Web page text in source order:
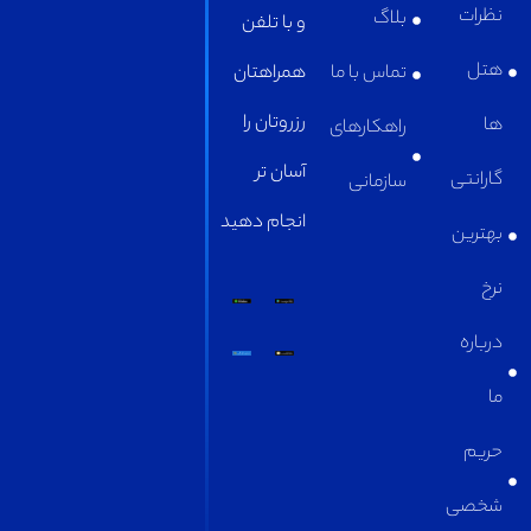
بلاگ
تماس با ما
راهکارهای
سازمانی
و با تلفن
همراهتان
رزروتان را
آسان تر